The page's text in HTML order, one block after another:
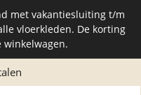
met vakantiesluiting t/m
vloerkleden. De korting